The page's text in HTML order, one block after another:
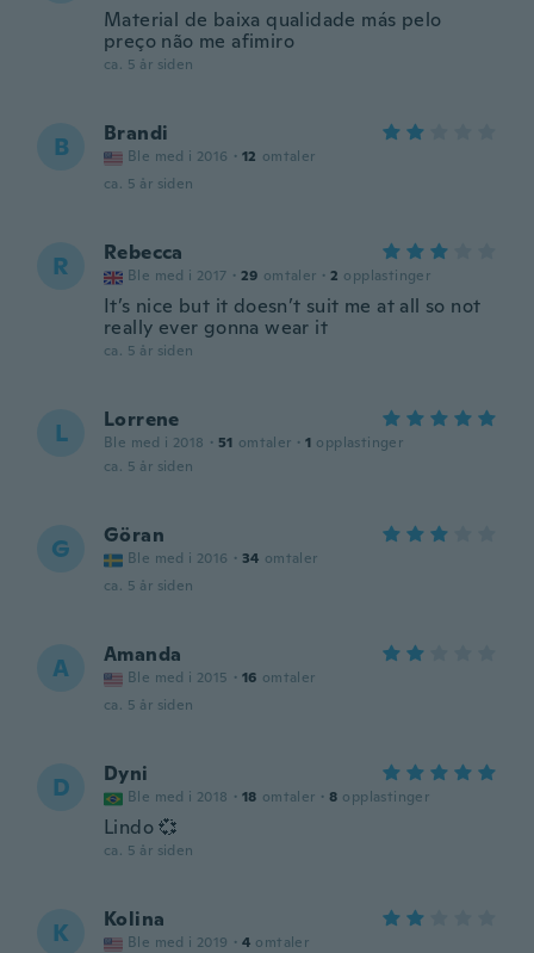
Material de baixa qualidade más pelo
preço não me afimiro
ca. 5 år siden
B Brandi
Ble med i 2016 · 12 omtaler
ca. 5 år siden
R Rebecca
Ble med i 2017 · 29 omtaler · 2 opplastinger
It’s nice but it doesn’t suit me at all so not
really ever gonna wear it
ca. 5 år siden
L Lorrene
Ble med i 2018 · 51 omtaler · 1 opplastinger
ca. 5 år siden
G Göran
Ble med i 2016 · 34 omtaler
ca. 5 år siden
A Amanda
Ble med i 2015 · 16 omtaler
ca. 5 år siden
D Dyni
Ble med i 2018 · 18 omtaler · 8 opplastinger
Lindo 💞
ca. 5 år siden
K Kolina
Ble med i 2019 · 4 omtaler